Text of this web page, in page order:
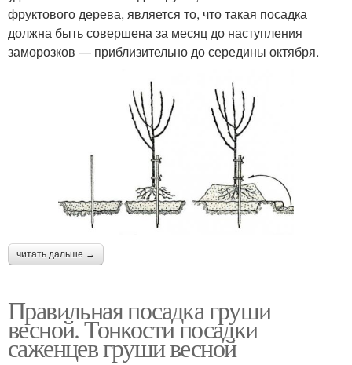
фруктового дерева, является то, что такая посадка
должна быть совершена за месяц до наступления
заморозков — приблизительно до середины октября.
читать дальше →
Правильная посадка груши
весной. Тонкости посадки
саженцев груши весной